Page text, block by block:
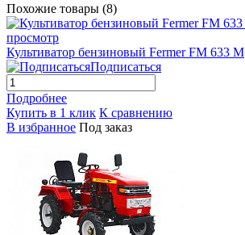
Похожие товары (8)
просмотр
Культиватор бензиновый Fermer FM 633 M
Подписаться
Подробнее
Купить в 1 клик К сравнению
В избранное Под заказ